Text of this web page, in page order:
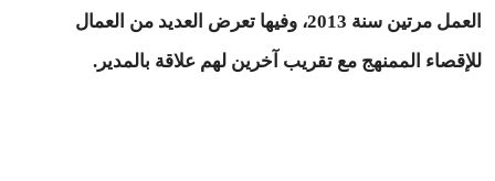
العمل مرتين سنة 2013، وفيها تعرض العديد من العمال
للإقصاء الممنهج مع تقريب آخرين لهم علاقة بالمدير.